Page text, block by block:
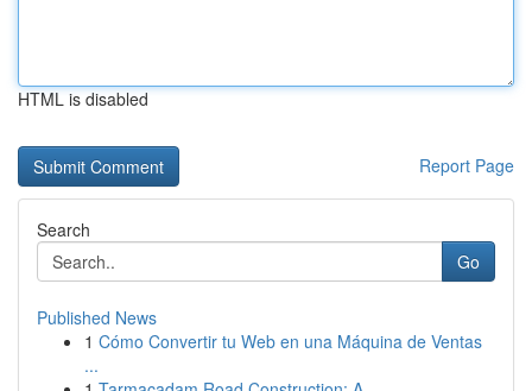
HTML is disabled
Report Page
Search
Go
Published News
1 Cómo Convertir tu Web en una Máquina de Ventas
...